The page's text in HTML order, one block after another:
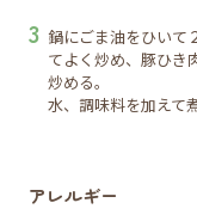
鍋にごま油をひいて
てよく炒め、豚ひき
炒める。
水、調味料を加えて
アレルギー